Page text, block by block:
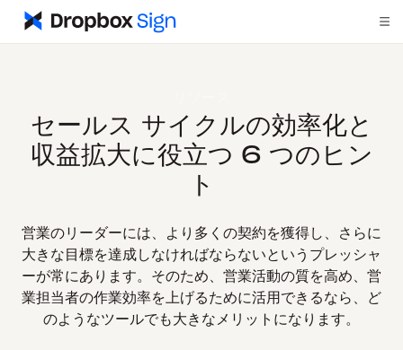
セールス サイクルの効率化と
収益拡大に役立つ 6 つのヒン
ト
営業のリーダーには、より多くの契約を獲得し、さらに
大きな目標を達成しなければならないというプレッシャ
ーが常にあります。そのため、営業活動の質を高め、営
業担当者の作業効率を上げるために活用できるなら、ど
のようなツールでも大きなメリットになります。